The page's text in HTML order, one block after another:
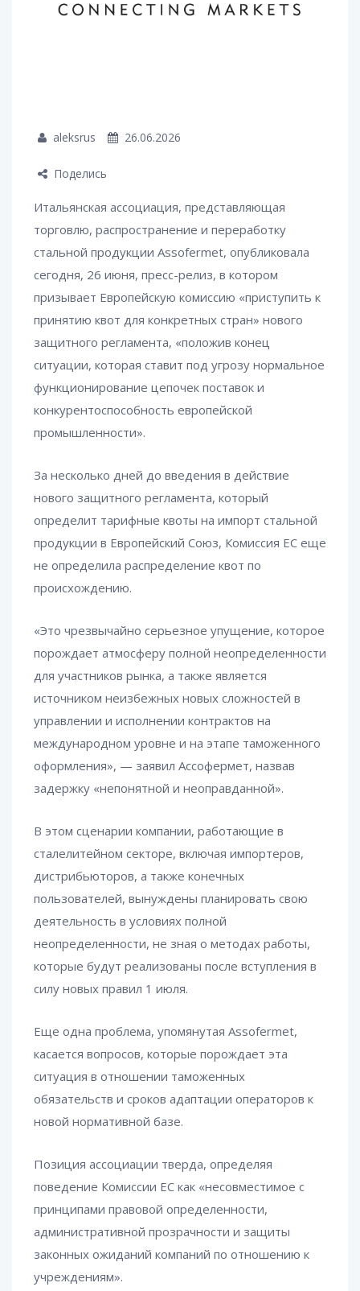
aleksrus 26.06.2026
Поделись
Итальянская ассоциация, представляющая
торговлю, распространение и переработку
стальной продукции Assofermet, опубликовала
сегодня, 26 июня, пресс-релиз, в котором
призывает Европейскую комиссию «приступить к
принятию квот для конкретных стран» нового
защитного регламента, «положив конец
ситуации, которая ставит под угрозу нормальное
функционирование цепочек поставок и
конкурентоспособность европейской
промышленности».
За несколько дней до введения в действие
нового защитного регламента, который
определит тарифные квоты на импорт стальной
продукции в Европейский Союз, Комиссия ЕС еще
не определила распределение квот по
происхождению.
«Это чрезвычайно серьезное упущение, которое
порождает атмосферу полной неопределенности
для участников рынка, а также является
источником неизбежных новых сложностей в
управлении и исполнении контрактов на
международном уровне и на этапе таможенного
оформления», — заявил Ассофермет, назвав
задержку «непонятной и неоправданной».
В этом сценарии компании, работающие в
сталелитейном секторе, включая импортеров,
дистрибьюторов, а также конечных
пользователей, вынуждены планировать свою
деятельность в условиях полной
неопределенности, не зная о методах работы,
которые будут реализованы после вступления в
силу новых правил 1 июля.
Еще одна проблема, упомянутая Assofermet,
касается вопросов, которые порождает эта
ситуация в отношении таможенных
обязательств и сроков адаптации операторов к
новой нормативной базе.
Позиция ассоциации тверда, определяя
поведение Комиссии ЕС как «несовместимое с
принципами правовой определенности,
административной прозрачности и защиты
законных ожиданий компаний по отношению к
учреждениям».